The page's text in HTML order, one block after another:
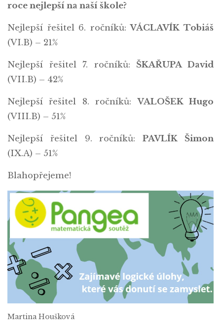
roce nejlepší na naší škole?
Nejlepší řešitel 6. ročníků:VÁCLAVÍK Tobiáš
(VI.B) – 21%
Nejlepší řešitel 7. ročníků: ŠKAŘUPA David
(VII.B) – 42%
Nejlepší řešitel 8. ročníků:VALOŠEK Hugo
(VIII.B) – 51%
Nejlepší řešitel 9. ročníků:PAVLÍK Šimon
(IX.A) – 51%
Blahopřejeme!
Martina Houšková